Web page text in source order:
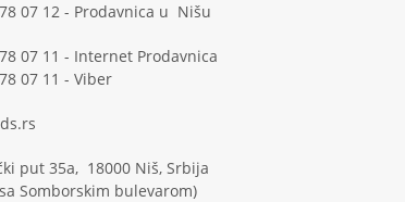
07 12 - Prodavnica u Nišu
07 11 - Internet Prodavnica
07 11 - Viber
put 35a, 18000 Niš, Srbija
Somborskim bulevarom)